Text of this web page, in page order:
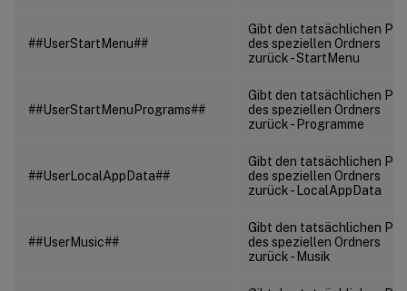
##UserStartMenu##
Gibt den tatsächlichen
des speziellen Ordners
zurück - StartMenu
##UserStartMenuPrograms##
Gibt den tatsächlichen
des speziellen Ordners
zurück - Programme
##UserLocalAppData##
Gibt den tatsächlichen
des speziellen Ordners
zurück - LocalAppData
##UserMusic##
Gibt den tatsächlichen
des speziellen Ordners
zurück - Musik